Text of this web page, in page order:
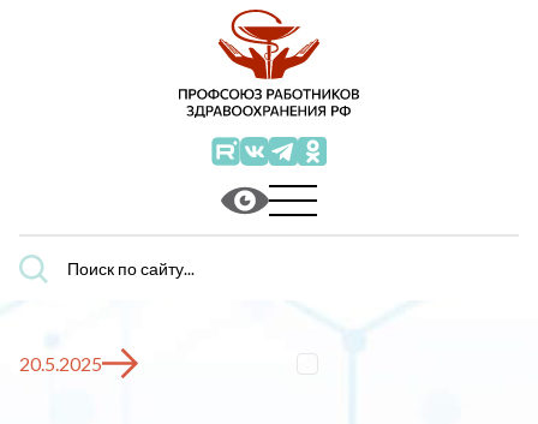
Поиск
по
20.5.2025